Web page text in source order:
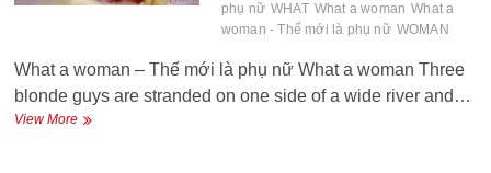
phụ nữ WHAT What a woman What a
woman - Thế mới là phụ nữ WOMAN
What a woman – Thế mới là phụ nữ What a woman Three
blonde guys are stranded on one side of a wide river and…
View MoreWhat